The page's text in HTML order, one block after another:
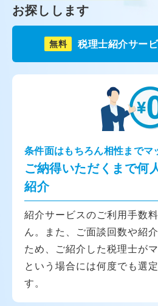
お探しします
無料 税理士紹介サー
条件面はもちろん相性までマ
ご納得いただくまで何
紹介
紹介サービスのご利用手数
ん。また、ご面談回数や紹
ため、ご紹介した税理士が
という場合には何度でも選
す。